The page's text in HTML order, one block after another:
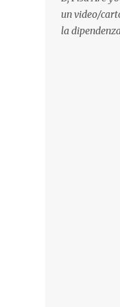
Quadri,
mobili,
nell’Archivio
un video/
la